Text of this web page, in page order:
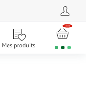
Mes produits